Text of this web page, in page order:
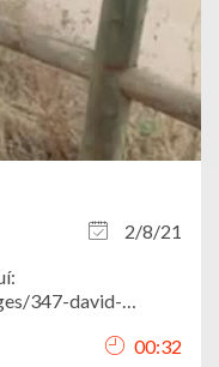
2/8/21
347-david-
de-exitos. 00:32